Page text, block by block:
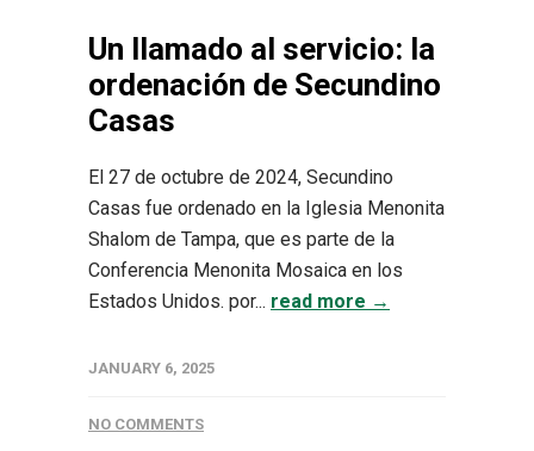
Un llamado al servicio: la
ordenación de Secundino
Casas
El 27 de octubre de 2024, Secundino
Casas fue ordenado en la Iglesia Menonita
Shalom de Tampa, que es parte de la
Conferencia Menonita Mosaica en los
Estados Unidos. por... read more →
JANUARY 6, 2025
NO COMMENTS